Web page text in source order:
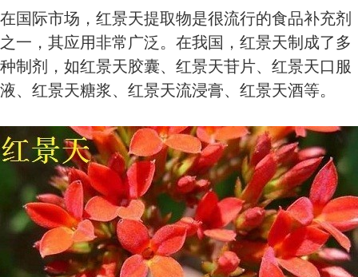
在国际市场，红景天提取物是很流行的食品补充剂
之一，其应用非常广泛。在我国，红景天制成了多
种制剂，如红景天胶囊、红景天苷片、红景天口服
液、红景天糖浆、红景天流浸膏、红景天酒等。